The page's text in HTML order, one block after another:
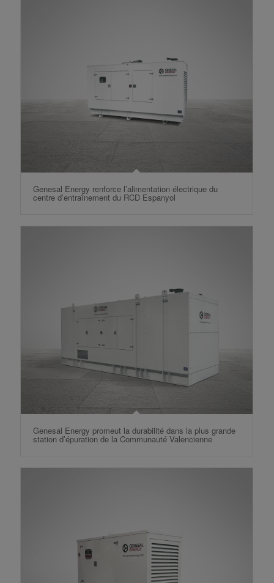
Genesal Energy renforce l’alimentation électrique du
centre d’entraînement du RCD Espanyol
Genesal Energy promeut la durabilité dans la plus grande
station d’épuration de la Communauté Valencienne